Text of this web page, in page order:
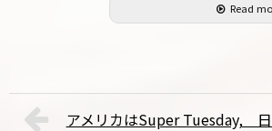
Read
アメリカはSuper Tuesday,